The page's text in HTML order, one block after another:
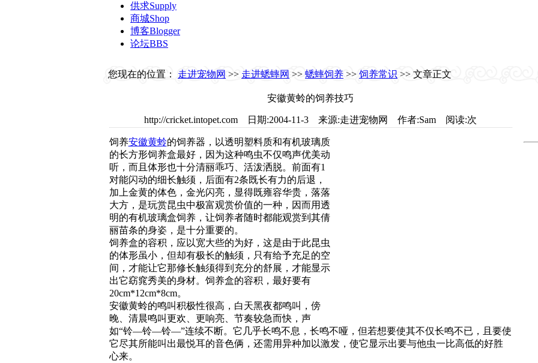
供求Supply
商城Shop
博客Blogger
论坛BBS
您现在的位置： 走进宠物网 >> 走进蟋蟀网 >> 蟋蟀饲养 >> 饲养常识 >> 文章正文
安徽黄蛉的饲养技巧
http://cricket.intopet.com 日期:2004-11-3 来源:走进宠物网 作者:Sam 阅读:次
饲养安徽黄蛉的饲养器，以透明塑料质和有机玻璃质
的长方形饲养盒最好，因为这种鸣虫不仅鸣声优美动
听，而且体形也十分清丽乖巧、活泼洒脱。前面有1
对能闪动的细长触须，后面有2条既长有力的后退，
加上金黄的体色，金光闪亮，显得既雍容华贵，落落
大方，是玩赏昆虫中极富观赏价值的一种，因而用透
明的有机玻璃盒饲养，让饲养者随时都能观赏到其倩
丽苗条的身姿，是十分重要的。
饲养盒的容积，应以宽大些的为好，这是由于此昆虫
的体形虽小，但却有极长的触须，只有给予充足的空
间，才能让它那修长触须得到充分的舒展，才能显示
出它窈窕秀美的身材。饲养盒的容积，最好要有
20cm*12cm*8cm。
安徽黄蛉的鸣叫积极性很高，白天黑夜都鸣叫，傍
晚、清晨鸣叫更欢、更响亮、节奏较急而快，声
如“铃—铃—铃—”连续不断。它几乎长鸣不息，长鸣不哑，但若想要使其不仅长鸣不已，且要使
它尽其所能叫出最悦耳的音色俩，还需用异种加以激发，使它显示出要与他虫一比高低的好胜
心来。